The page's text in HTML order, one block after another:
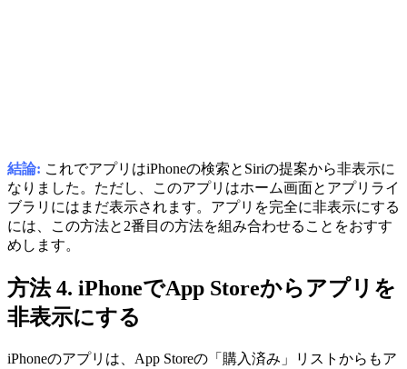
結論: これでアプリはiPhoneの検索とSiriの提案から非表示に
なりました。ただし、このアプリはホーム画面とアプリライ
ブラリにはまだ表示されます。アプリを完全に非表示にする
には、この方法と2番目の方法を組み合わせることをおすす
めします。
方法 4. iPhoneでApp Storeからアプリを
非表示にする
iPhoneのアプリは、App Storeの「購入済み」リストからもア